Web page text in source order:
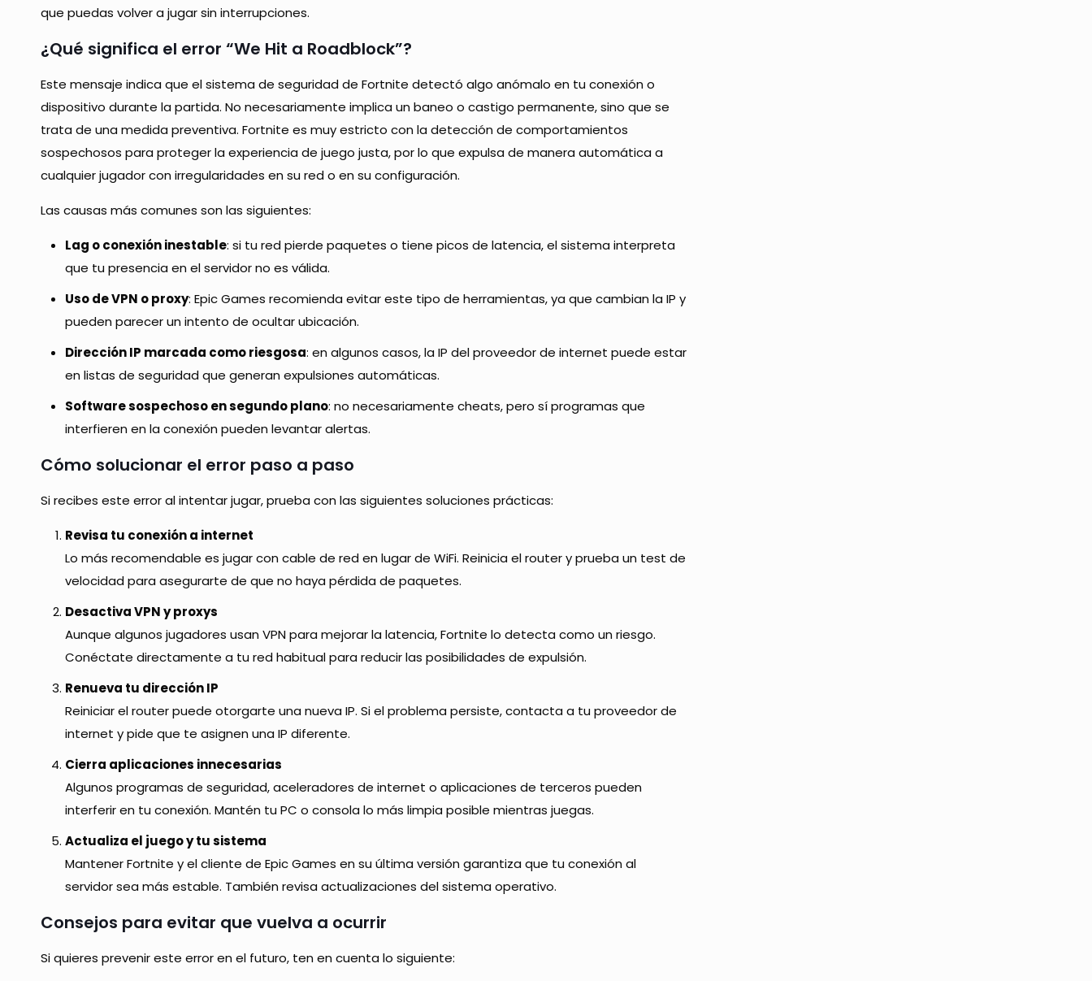
que puedas volver a jugar sin interrupciones.
¿Qué significa el error “We Hit a Roadblock”?
Este mensaje indica que el sistema de seguridad de Fortnite detectó algo anómalo en tu conexión o
dispositivo durante la partida. No necesariamente implica un baneo o castigo permanente, sino que se
trata de una medida preventiva. Fortnite es muy estricto con la detección de comportamientos
sospechosos para proteger la experiencia de juego justa, por lo que expulsa de manera automática a
cualquier jugador con irregularidades en su red o en su configuración.
Las causas más comunes son las siguientes:
Lag o conexión inestable: si tu red pierde paquetes o tiene picos de latencia, el sistema interpreta
que tu presencia en el servidor no es válida.
Uso de VPN o proxy: Epic Games recomienda evitar este tipo de herramientas, ya que cambian la IP y
pueden parecer un intento de ocultar ubicación.
Dirección IP marcada como riesgosa: en algunos casos, la IP del proveedor de internet puede estar
en listas de seguridad que generan expulsiones automáticas.
Software sospechoso en segundo plano: no necesariamente cheats, pero sí programas que
interfieren en la conexión pueden levantar alertas.
Cómo solucionar el error paso a paso
Si recibes este error al intentar jugar, prueba con las siguientes soluciones prácticas:
Revisa tu conexión a internet
Lo más recomendable es jugar con cable de red en lugar de WiFi. Reinicia el router y prueba un test de
velocidad para asegurarte de que no haya pérdida de paquetes.
Desactiva VPN y proxys
Aunque algunos jugadores usan VPN para mejorar la latencia, Fortnite lo detecta como un riesgo.
Conéctate directamente a tu red habitual para reducir las posibilidades de expulsión.
Renueva tu dirección IP
Reiniciar el router puede otorgarte una nueva IP. Si el problema persiste, contacta a tu proveedor de
internet y pide que te asignen una IP diferente.
Cierra aplicaciones innecesarias
Algunos programas de seguridad, aceleradores de internet o aplicaciones de terceros pueden
interferir en tu conexión. Mantén tu PC o consola lo más limpia posible mientras juegas.
Actualiza el juego y tu sistema
Mantener Fortnite y el cliente de Epic Games en su última versión garantiza que tu conexión al
servidor sea más estable. También revisa actualizaciones del sistema operativo.
Consejos para evitar que vuelva a ocurrir
Si quieres prevenir este error en el futuro, ten en cuenta lo siguiente: